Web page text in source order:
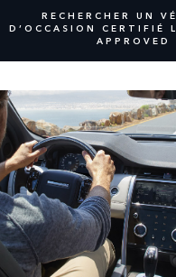
RECHERCHER UN
D’OCCASION CERTIFIÉ
APPROVED